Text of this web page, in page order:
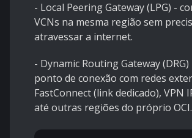
- Local Peering Gateway (LPG) -
VCNs na mesma região sem
atravessar a internet.
- Dynamic Routing Gateway (DRG)
ponto de conexão com redes
FastConnect (link dedicado), VPN
até outras regiões do próprio OCI.